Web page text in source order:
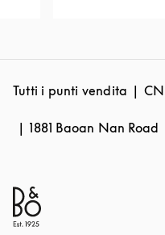
Tutti i punti vendita CN
1881 Baoan Nan Road